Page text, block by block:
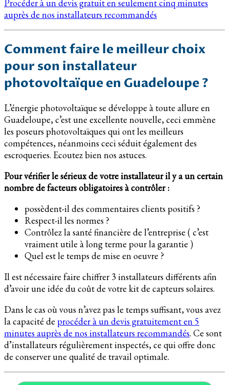
Procéder à un devis gratuit en seulement cinq minutes
auprès de nos installateurs recommandés
Comment faire le meilleur choix
pour son installateur
photovoltaïque en Guadeloupe ?
L’énergie photovoltaïque se développe à toute allure en
Guadeloupe, c’est une excellente nouvelle, ceci emmène
les poseurs photovoltaïques qui ont les meilleurs
compétences, néanmoins ceci séduit également des
escroqueries. Ecoutez bien nos astuces.
Pour vérifier le sérieux de votre installateur il y a un certain
nombre de facteurs obligatoires à contrôler :
possèdent-il des commentaires clients positifs ?
Respect-il les normes ?
Contrôlez la santé financière de l’entreprise ( c’est
vraiment utile à long terme pour la garantie )
Quel est le temps de mise en oeuvre ?
Il est nécessaire faire chiffrer 3 installateurs différents afin
d’avoir une idée du coût de votre kit de capteurs solaires.
Dans le cas où vous n’avez pas le temps suffisant, vous avez
la capacité de procéder à un devis gratuitement en 5
minutes auprès de nos installateurs recommandés. Ce sont
d’installateurs régulièrement inspectés, ce qui offre donc
de conserver une qualité de travail optimale.